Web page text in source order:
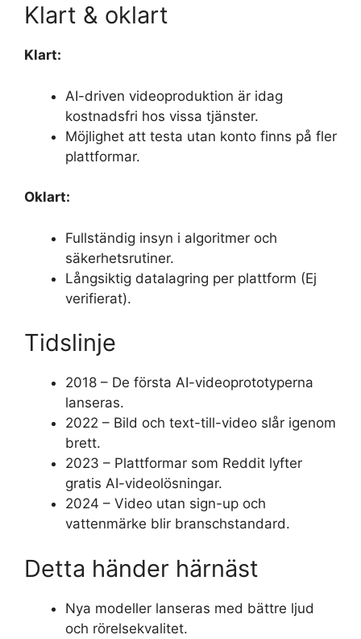
Klart & oklart
Klart:
AI-driven videoproduktion är idag
kostnadsfri hos vissa tjänster.
Möjlighet att testa utan konto finns på fler
plattformar.
Oklart:
Fullständig insyn i algoritmer och
säkerhetsrutiner.
Långsiktig datalagring per plattform (Ej
verifierat).
Tidslinje
2018 – De första AI-videoprototyperna
lanseras.
2022 – Bild och text-till-video slår igenom
brett.
2023 – Plattformar som Reddit lyfter
gratis AI-videolösningar.
2024 – Video utan sign-up och
vattenmärke blir branschstandard.
Detta händer härnäst
Nya modeller lanseras med bättre ljud
och rörelsekvalitet.